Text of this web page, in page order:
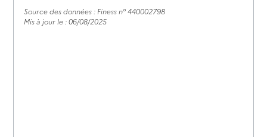
Source des données : Finess n° 440002798
Mis à jour le : 06/08/2025